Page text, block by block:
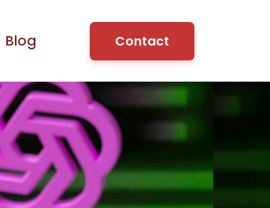
Blog Contact